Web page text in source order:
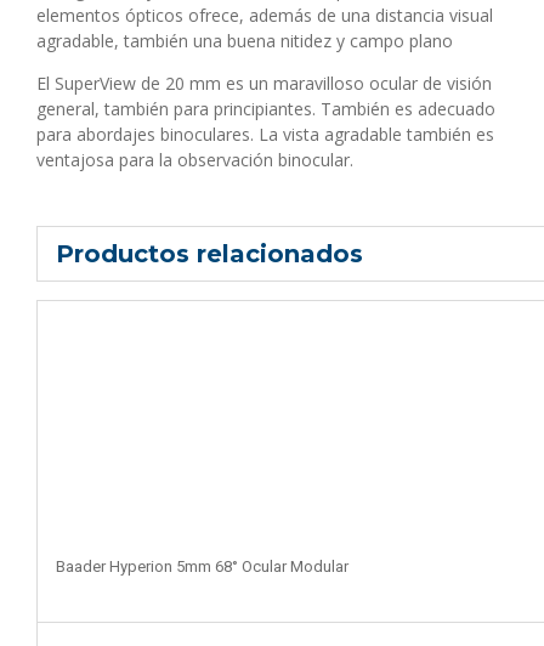
elementos ópticos ofrece, además de una distancia visual
agradable, también una buena nitidez y campo plano
El SuperView de 20 mm es un maravilloso ocular de visión
general, también para principiantes. También es adecuado
para abordajes binoculares. La vista agradable también es
ventajosa para la observación binocular.
Productos relacionados
Baader Hyperion 5mm 68° Ocular Modular